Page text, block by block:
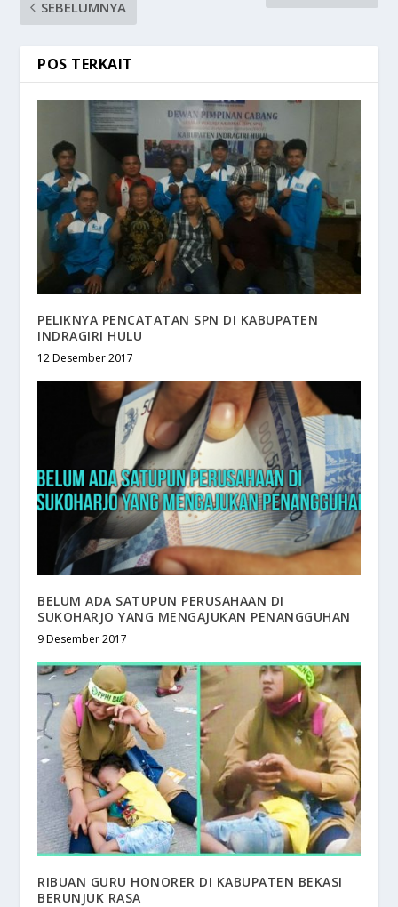
SEBELUMNYA
POS TERKAIT
PELIKNYA PENCATATAN SPN DI KABUPATEN
INDRAGIRI HULU
12 Desember 2017
BELUM ADA SATUPUN PERUSAHAAN DI
SUKOHARJO YANG MENGAJUKAN PENANGGUHAN
9 Desember 2017
RIBUAN GURU HONORER DI KABUPATEN BEKASI
BERUNJUK RASA